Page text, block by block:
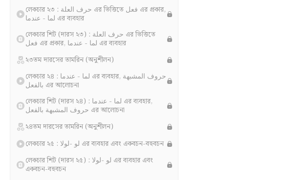
লেকচার ২৩ : حرف العلة এর ভিত্তিতে فعل এর প্রকার,
لما - عندما এর ব্যবহার
লেকচার শিট (দারস ২৩) : حرف العلة এর ভিত্তিতে
فعل এর প্রকার, لما - عندما এর ব্যবহার
২৩তম দারসের তামরিন (অনুশীলন)
লেকচার ২৪ : لما - عندما এর ব্যবহার, حروف المشبهة
بالفعل এর আলোচনা
লেকচার শিট (দারস ২৪) : لما - عندما এর ব্যবহার,
حروف المشبهة بالفعل এর আলোচনা
২৪তম দারসের তামরিন (অনুশীলন)
লেকচার ২৫ : لو -لولا এর ব্যবহার এবং একবচন-বহুবচন
লেকচার শিট (দারস ২৫) : لو -لولا এর ব্যবহার এবং
একবচন-বহুবচন